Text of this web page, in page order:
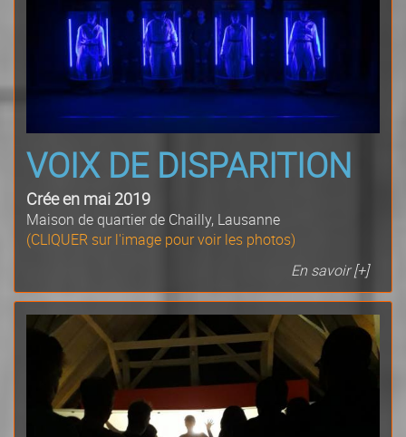
VOIX DE DISPARITION
Crée en mai 2019
Maison de quartier de Chailly, Lausanne
(CLIQUER sur l'image pour voir les photos)
En savoir [+]